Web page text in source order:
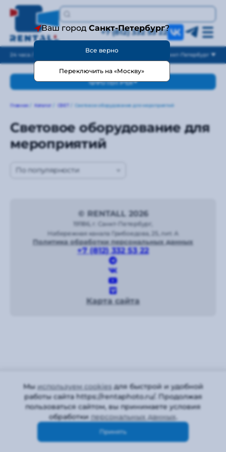
+7 (812) 332 53 22
Контакты Для новых Кабинет Акции Корзина
24 часа / без выходных Санкт-Петербург
ФИЛЬТРЫ
Главная Каталог СВЕТ Световое оборудование для мероприятий
Световое оборудование для
мероприятий
По популярности
© RENTALL 2026
191186, г. Санкт-Петербург,
Набережная канала Грибоедова, 25, лит. А
Политика обработки персональных данных
+7 (812) 332 53 22
Карта сайта
Мыиспользуем cookiesдля быстрой и удобной
работы сайта https://rentaphoto.ru/. Продолжая
пользоваться сайтом, вы принимаете условия
обработки персональных данных.
Принять
Ваш городСанкт-Петербург?
Все верно
Переключить на «Москву»